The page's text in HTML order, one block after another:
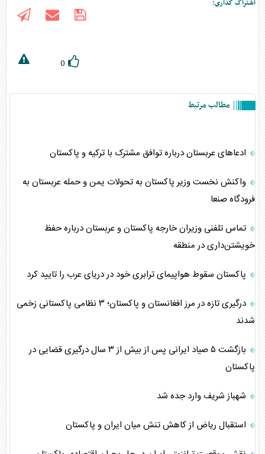
اشتراک گذاری:
0
مطالب مرتبط
ادعاهای عربستان درباره توافق مشترک با ترکیه و پاکستان
واکنش نخست وزیر پاکستان به تحولات یمن و حمله عربستان به
فرودگاه صنعا
تماس تلفنی وزیران خارجه پاکستان و عربستان درباره حفظ
خویشتن‌داری در منطقه
پاکستان سقوط هواپیمای ترابری خود در دریای عرب را تایید کرد
درگیری تازه در مرز افغانستان و پاکستان؛ ۳ نظامی پاکستانی زخمی
شدند
بازگشت ۵ صیاد ایرانی پس از بیش از ۳ سال درگیری قضایی در
پاکستان
شهباز شریف وارد جده شد
استقبال ریاض از کاهش تنش میان ایران و پاکستان